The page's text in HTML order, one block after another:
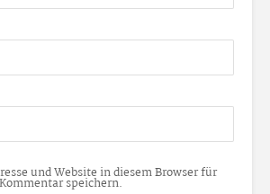
und Website in diesem Browser für
speichern.